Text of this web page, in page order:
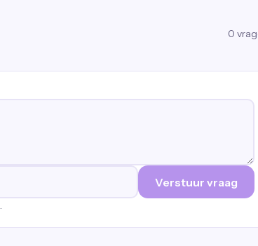
0
Verstuur vraag